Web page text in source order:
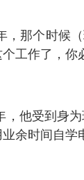
，那个时候
工作了，你
他受到身
余时间自学